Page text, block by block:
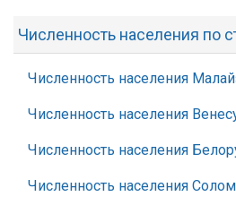
Численность населения по
Численность населения
Численность населения
Численность населения
Численность населения